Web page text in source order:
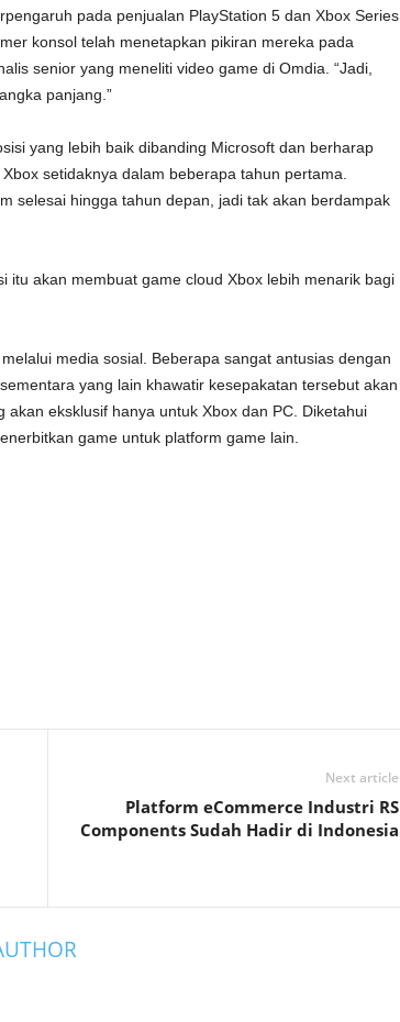
pada penjualan PlayStation 5 dan Xbox Series
konsol telah menetapkan pikiran mereka pada
senior yang meneliti video game di Omdia. “Jadi,
panjang.”
yang lebih baik dibanding Microsoft dan berharap
setidaknya dalam beberapa tahun pertama.
selesai hingga tahun depan, jadi tak akan berdampak
itu akan membuat game cloud Xbox lebih menarik bagi
media sosial. Beberapa sangat antusias dengan
yang lain khawatir kesepakatan tersebut akan
eksklusif hanya untuk Xbox dan PC. Diketahui
game untuk platform game lain.
Next article
Platform eCommerce Industri RS
Components Sudah Hadir di Indonesia